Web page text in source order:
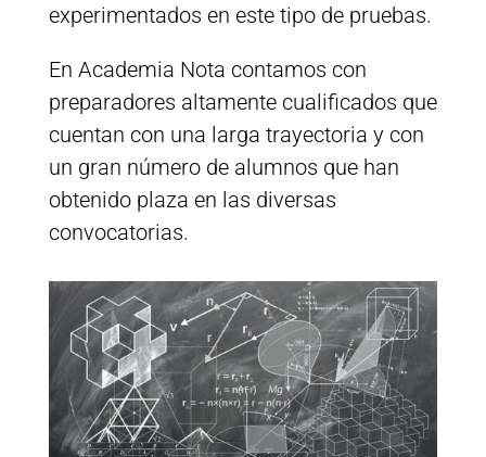
experimentados en este tipo de pruebas.
En Academia Nota contamos con
preparadores altamente cualificados que
cuentan con una larga trayectoria y con
un gran número de alumnos que han
obtenido plaza en las diversas
convocatorias.